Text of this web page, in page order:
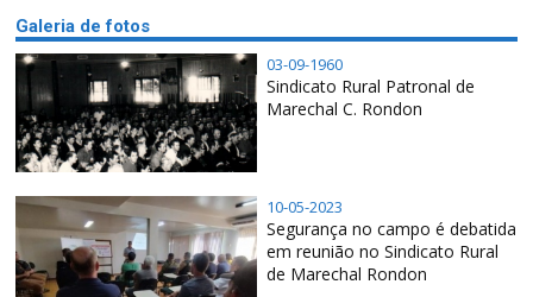
Galeria de fotos
03-09-1960
Sindicato Rural Patronal de
Marechal C. Rondon
10-05-2023
Segurança no campo é debatida
em reunião no Sindicato Rural
de Marechal Rondon